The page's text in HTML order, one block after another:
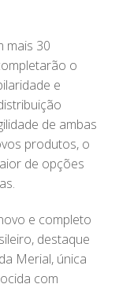
mais 30
o
e
de ambas
produtos, o
de opções
e completo
destaque
Merial, única
com